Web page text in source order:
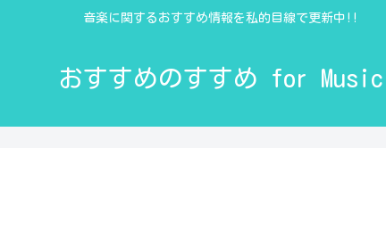
音楽に関するおすすめ情報を私的目線で更新中!!
おすすめのすすめ for Music